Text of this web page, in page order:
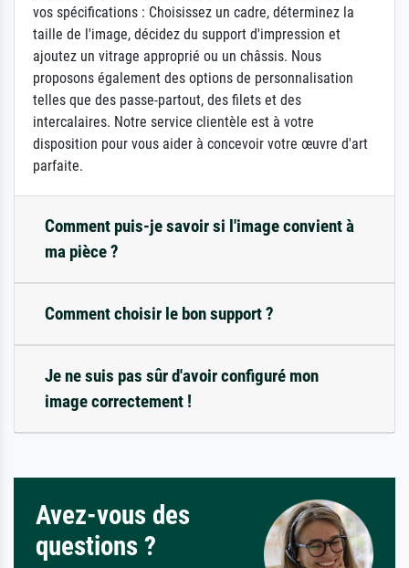
vos spécifications : Choisissez un cadre, déterminez la
taille de l'image, décidez du support d'impression et
ajoutez un vitrage approprié ou un châssis. Nous
proposons également des options de personnalisation
telles que des passe-partout, des filets et des
intercalaires. Notre service clientèle est à votre
disposition pour vous aider à concevoir votre œuvre d'art
parfaite.
Comment puis-je savoir si l'image convient à
ma pièce ?
Comment choisir le bon support ?
Je ne suis pas sûr d'avoir configuré mon
image correctement !
Avez-vous des
questions ?